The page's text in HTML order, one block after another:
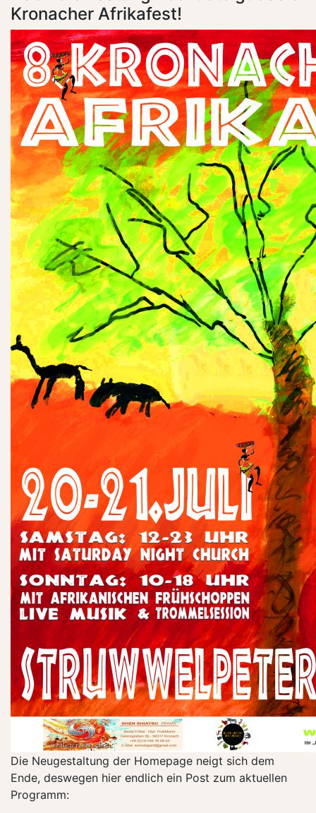
Kronacher Afrikafest!
Die Neugestaltung der Homepage neigt sich dem
Ende, deswegen hier endlich ein Post zum aktuellen
Programm: